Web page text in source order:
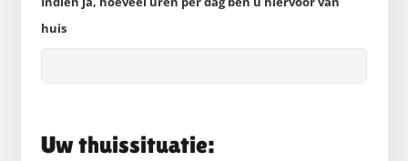
huis
Uw thuissituatie: